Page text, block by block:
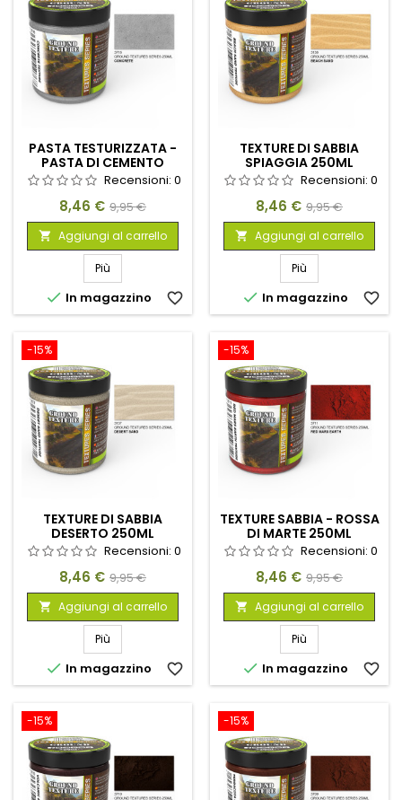
PASTA TESTURIZZATA -
PASTA DI CEMENTO
250MLRecensioni: 0
Prezzo
8,46 € Prezzo
base
9,95 €
 Aggiungi al carrello
Più
 In magazzino favorite_border
TEXTURE DI SABBIA
SPIAGGIA 250ML
Recensioni: 0
Prezzo
8,46 € Prezzo
base
9,95 €
 Aggiungi al carrello
Più
 In magazzino favorite_border
-15%
TEXTURE DI SABBIA
DESERTO 250ML
Recensioni: 0
Prezzo
8,46 € Prezzo
base
9,95 €
 Aggiungi al carrello
Più
 In magazzino favorite_border
-15%
TEXTURE SABBIA - ROSSA
DI MARTE 250ML
Recensioni: 0
Prezzo
8,46 € Prezzo
base
9,95 €
 Aggiungi al carrello
Più
 In magazzino favorite_border
-15% -15%